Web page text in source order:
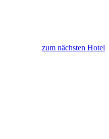
zum nächsten Hotel